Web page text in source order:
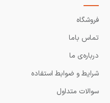
فروشگاه
تماس باما
درباره‌ی ما
شرایط و ضوابط استفاده
سوالات متداول